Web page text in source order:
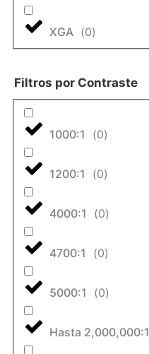
XGA (0)
Filtros por Contraste
1000:1 (0)
1200:1 (0)
4000:1 (0)
4700:1 (0)
5000:1 (0)
Hasta 2,000,000:1